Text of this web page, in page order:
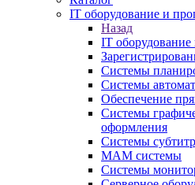
IT оборудование и
Назад
IT
Системы
Системы
Обеспечение
Системы
оформления
Системы
MAM системы
Системы